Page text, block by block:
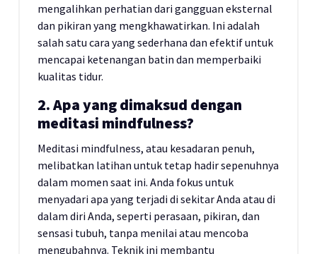
mengalihkan perhatian dari gangguan eksternal
dan pikiran yang mengkhawatirkan. Ini adalah
salah satu cara yang sederhana dan efektif untuk
mencapai ketenangan batin dan memperbaiki
kualitas tidur.
2. Apa yang dimaksud dengan
meditasi mindfulness?
Meditasi mindfulness, atau kesadaran penuh,
melibatkan latihan untuk tetap hadir sepenuhnya
dalam momen saat ini. Anda fokus untuk
menyadari apa yang terjadi di sekitar Anda atau di
dalam diri Anda, seperti perasaan, pikiran, dan
sensasi tubuh, tanpa menilai atau mencoba
mengubahnya. Teknik ini membantu